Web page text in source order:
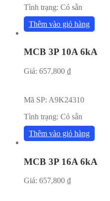
Tình trạng: Có sẵn
Thêm vào giỏ hàng
MCB 3P 10A 6kA
Giá: 657,800 ₫
Mã SP: A9K24310
Tình trạng: Có sẵn
Thêm vào giỏ hàng
MCB 3P 16A 6kA
Giá: 657,800 ₫